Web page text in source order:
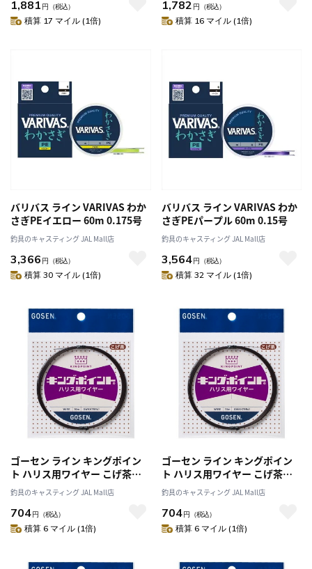
1,881 円 （税込）
積算 17 マイル (1倍)
1,782 円 （税込）
積算 16 マイル (1倍)
バリバス ライン VARIVAS わか
さぎPEイエロー 60m 0.175号
釣具のキャスティング JAL Mall店
3,366 円 （税込）
積算 30 マイル (1倍)
バリバス ライン VARIVAS わか
さぎPEパープル 60m 0.15号
釣具のキャスティング JAL Mall店
3,564円 （税込）
積算 32 マイル (1倍)
ゴーセン ライン キングポイン
ト ハリス用ワイヤー こげ茶
#36×7
釣具のキャスティング JAL Mall店
704円 （税込）
積算 6 マイル (1倍)
ゴーセン ライン キングポイン
ト ハリス用ワイヤー こげ茶
#37×7
釣具のキャスティング JAL Mall店
704円 （税込）
積算 6 マイル (1倍)